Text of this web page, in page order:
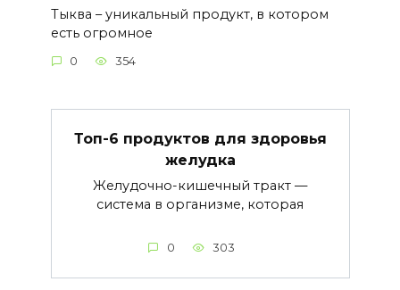
Тыква – уникальный продукт, в котором
есть огромное
0 354
Топ-6 продуктов для здоровья
желудка
Желудочно-кишечный тракт —
система в организме, которая
0 303